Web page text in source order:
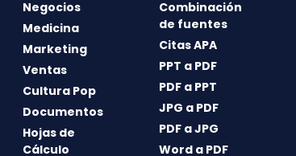
Negocios
Medicina
Marketing
Ventas
Cultura Pop
Documentos
Hojas de
Cálculo
Combinación
de fuentes
Citas APA
PPT a PDF
PDF a PPT
JPG a PDF
PDF a JPG
Word a PDF